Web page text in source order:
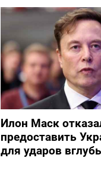
Илон Маск
предоставить
для ударов